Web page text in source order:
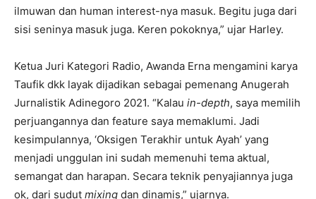
ilmuwan dan human interest-nya masuk. Begitu juga dari
sisi seninya masuk juga. Keren pokoknya,” ujar Harley.
Ketua Juri Kategori Radio, Awanda Erna mengamini karya
Taufik dkk layak dijadikan sebagai pemenang Anugerah
Jurnalistik Adinegoro 2021. “Kalau in-depth, saya memilih
perjuangannya dan feature saya memaklumi. Jadi
kesimpulannya, ‘Oksigen Terakhir untuk Ayah’ yang
menjadi unggulan ini sudah memenuhi tema aktual,
semangat dan harapan. Secara teknik penyajiannya juga
ok, dari sudut mixing dan dinamis,” ujarnya.